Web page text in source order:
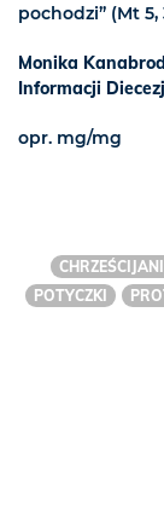
pochodzi” (Mt 5,
Monika
Informacji
opr. mg/mg
POTYCZKI